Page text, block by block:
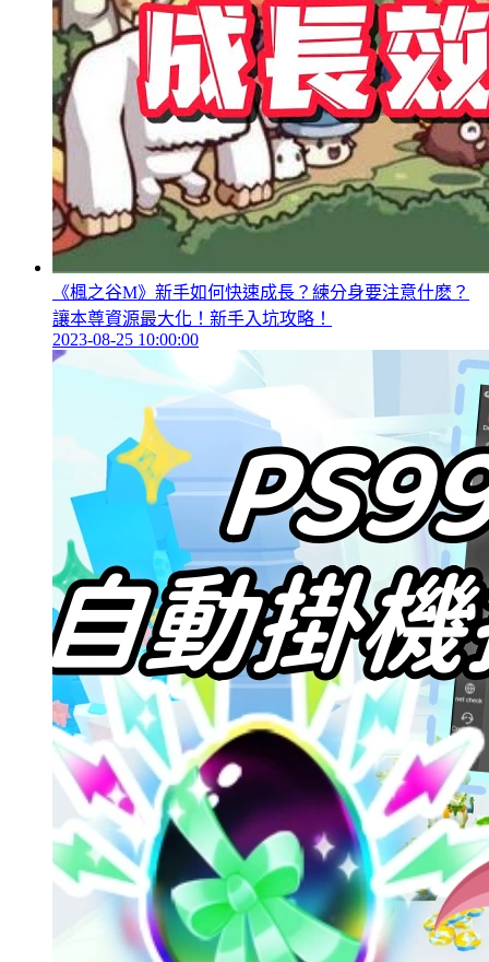
《楓之谷M》新手如何快速成長？練分身要注意什麽？
讓本尊資源最大化！新手入坑攻略！
2023-08-25 10:00:00